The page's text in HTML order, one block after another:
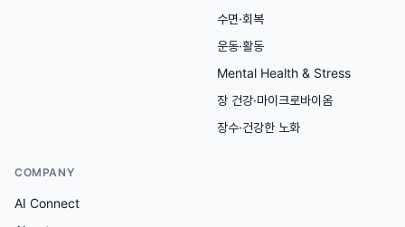
수면·회복
운동·활동
Mental Health & Stress
장 건강·마이크로바이옴
장수·건강한 노화
COMPANY
AI Connect